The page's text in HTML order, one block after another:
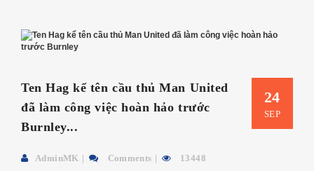
24
SEP
Ten Hag kể tên cầu thủ Man United
đã làm công việc hoàn hảo trước
Burnley...
AdminMK Comments 13448